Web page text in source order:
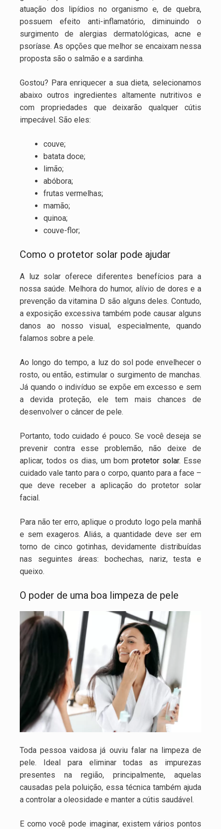
atuação dos lipídios no organismo e, de quebra,
possuem efeito anti-inflamatório, diminuindo o
surgimento de alergias dermatológicas, acne e
psoríase. As opções que melhor se encaixam nessa
proposta são o salmão e a sardinha.
Gostou? Para enriquecer a sua dieta, selecionamos
abaixo outros ingredientes altamente nutritivos e
com propriedades que deixarão qualquer cútis
impecável. São eles:
couve;
batata doce;
limão;
abóbora;
frutas vermelhas;
mamão;
quinoa;
couve-flor;
Como o protetor solar pode ajudar
A luz solar oferece diferentes benefícios para a
nossa saúde. Melhora do humor, alívio de dores e a
prevenção da vitamina D são alguns deles. Contudo,
a exposição excessiva também pode causar alguns
danos ao nosso visual, especialmente, quando
falamos sobre a pele.
Ao longo do tempo, a luz do sol pode envelhecer o
rosto, ou então, estimular o surgimento de manchas.
Já quando o indivíduo se expõe em excesso e sem
a devida proteção, ele tem mais chances de
desenvolver o câncer de pele.
Portanto, todo cuidado é pouco. Se você deseja se
prevenir contra esse problemão, não deixe de
aplicar, todos os dias, um bomprotetor solar. Esse
cuidado vale tanto para o corpo, quanto para a face –
que deve receber a aplicação do protetor solar
facial.
Para não ter erro, aplique o produto logo pela manhã
e sem exageros. Aliás, a quantidade deve ser em
torno de cinco gotinhas, devidamente distribuídas
nas seguintes áreas: bochechas, nariz, testa e
queixo.
O poder de uma boa limpeza de pele
Toda pessoa vaidosa já ouviu falar na limpeza de
pele. Ideal para eliminar todas as impurezas
presentes na região, principalmente, aquelas
causadas pela poluição, essa técnica também ajuda
a controlar a oleosidade e manter a cútis saudável.
E como você pode imaginar, existem vários pontos